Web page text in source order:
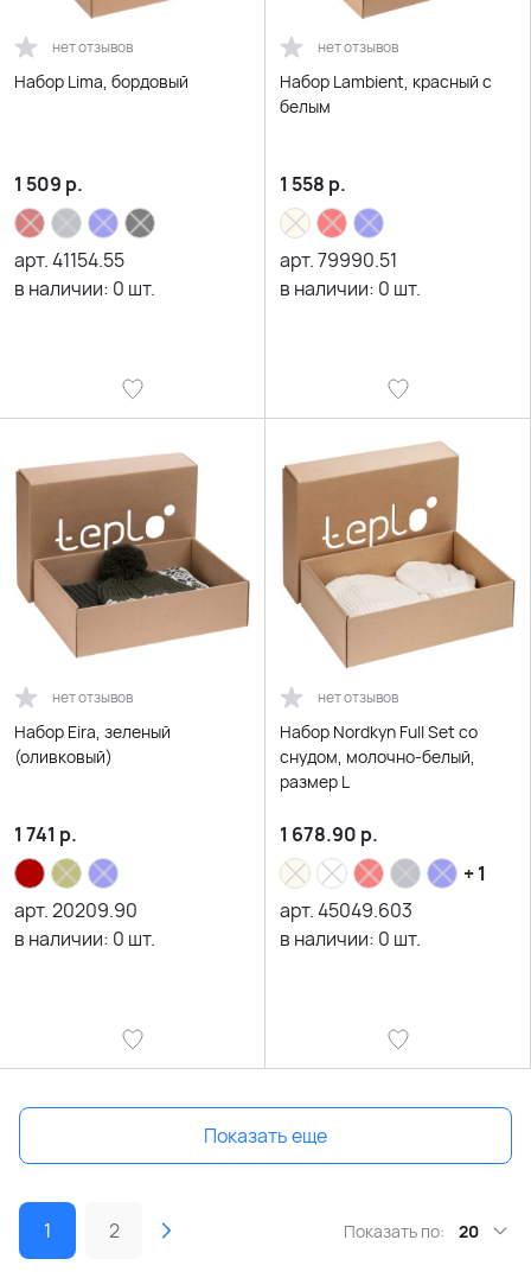
нет отзывов
Набор Lima, бордовый
1 509 р.
арт.41154.55
в наличии: 0 шт.
нет отзывов
Набор Lambient, красный с
белым
1 558 р.
арт.79990.51
в наличии: 0 шт.
нет отзывов
Набор Eira, зеленый
(оливковый)
1 741 р.
арт.20209.90
в наличии: 0 шт.
нет отзывов
Набор Nordkyn Full Set со
снудом, молочно-белый,
размер L
1 678.90 р.
+ 1
арт.45049.603
в наличии: 0 шт.
Показать еще
1 2 Показать по: 20